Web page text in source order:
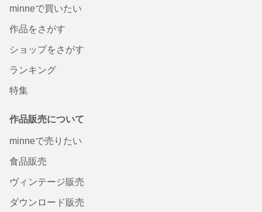
minneで買いたい
作品をさがす
ショップをさがす
ランキング
特集
作品販売について
minneで売りたい
食品販売
ヴィンテージ販売
ダウンロード販売